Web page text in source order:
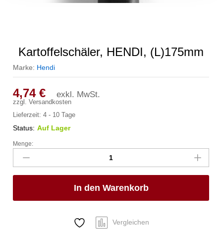
Kartoffelschäler, HENDI, (L)175mm
Marke: Hendi
4,74€ exkl. MwSt.
zzgl.Versandkosten
Lieferzeit:4 - 10 Tage
Status: Auf Lager
Kartoffelschäler,
HENDI,
(L)175mm
Anzahl
Menge:
In den Warenkorb
Vergleichen